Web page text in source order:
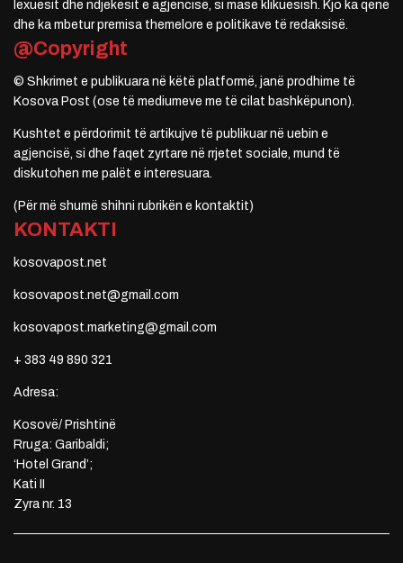
lexuesit dhe ndjekësit e agjencisë, si masë klikuesish. Kjo ka qenë
dhe ka mbetur premisa themelore e politikave të redaksisë.
@Copyright
© Shkrimet e publikuara në këtë platformë, janë prodhime të
Kosova Post (ose të mediumeve me të cilat bashkëpunon).
Kushtet e përdorimit të artikujve të publikuar në uebin e
agjencisë, si dhe faqet zyrtare në rrjetet sociale, mund të
diskutohen me palët e interesuara.
(Për më shumë shihni rubrikën e kontaktit)
KONTAKTI
kosovapost.net
kosovapost.net@gmail.com
kosovapost.marketing@gmail.com
+ 383 49 890 321
Adresa:
Kosovë/ Prishtinë
Rruga: Garibaldi;
‘Hotel Grand’;
Kati II
Zyra nr. 13